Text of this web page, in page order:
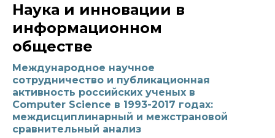
Наука и инновации в
информационном
обществе
Международное научное
сотрудничество и публикационная
активность российских ученых в
Computer Science в 1993-2017 годах:
междисциплинарный и межстрановой
сравнительный анализ